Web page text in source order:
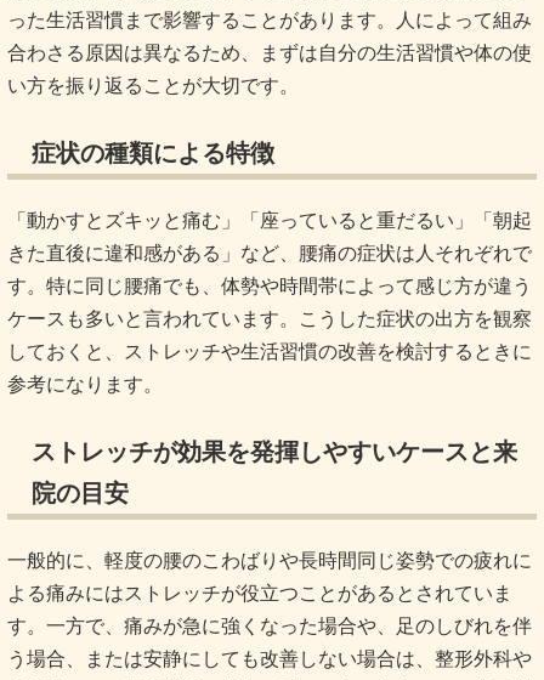
った生活習慣まで影響することがあります。人によって組み
合わさる原因は異なるため、まずは自分の生活習慣や体の使
い方を振り返ることが大切です。
症状の種類による特徴
「動かすとズキッと痛む」「座っていると重だるい」「朝起
きた直後に違和感がある」など、腰痛の症状は人それぞれで
す。特に同じ腰痛でも、体勢や時間帯によって感じ方が違う
ケースも多いと言われています。こうした症状の出方を観察
しておくと、ストレッチや生活習慣の改善を検討するときに
参考になります。
ストレッチが効果を発揮しやすいケースと来
院の目安
一般的に、軽度の腰のこわばりや長時間同じ姿勢での疲れに
よる痛みにはストレッチが役立つことがあるとされていま
す。一方で、痛みが急に強くなった場合や、足のしびれを伴
う場合、または安静にしても改善しない場合は、整形外科や